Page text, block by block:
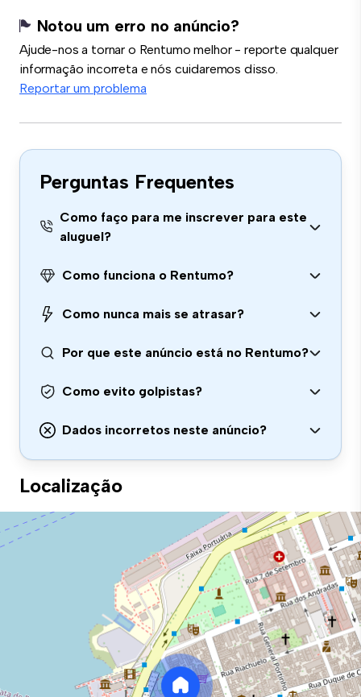
Notou um erro no anúncio?
Ajude-nos a tornar o Rentumo melhor - reporte qualquer
informação incorreta e nós cuidaremos disso.
Reportar um problema
Perguntas Frequentes
Como faço para me inscrever para este
aluguel?
Como funciona o Rentumo?
Como nunca mais se atrasar?
Por que este anúncio está no Rentumo?
Como evito golpistas?
Dados incorretos neste anúncio?
Localização